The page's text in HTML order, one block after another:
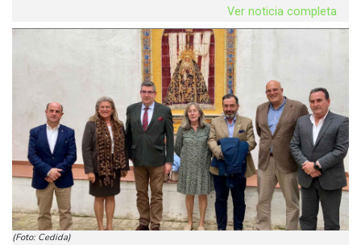
Ver noticia completa
(Foto: Cedida)